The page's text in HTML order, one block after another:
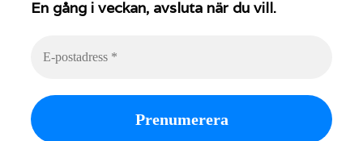
En gång i veckan, avsluta när du vill.